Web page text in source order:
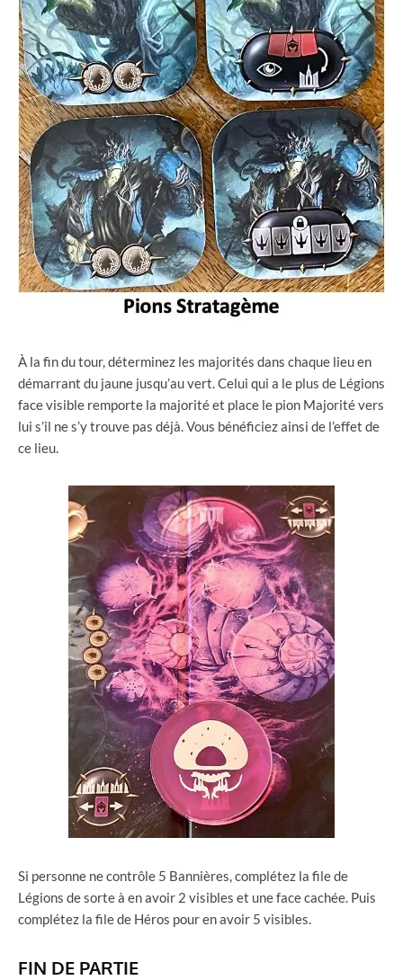
À la fin du tour, déterminez les majorités dans chaque lieu en
démarrant du jaune jusqu’au vert. Celui qui a le plus de Légions
face visible remporte la majorité et place le pion Majorité vers
lui s’il ne s’y trouve pas déjà. Vous bénéficiez ainsi de l’effet de
ce lieu.
Si personne ne contrôle 5 Bannières, complétez la file de
Légions de sorte à en avoir 2 visibles et une face cachée. Puis
complétez la file de Héros pour en avoir 5 visibles.
FIN DE PARTIE